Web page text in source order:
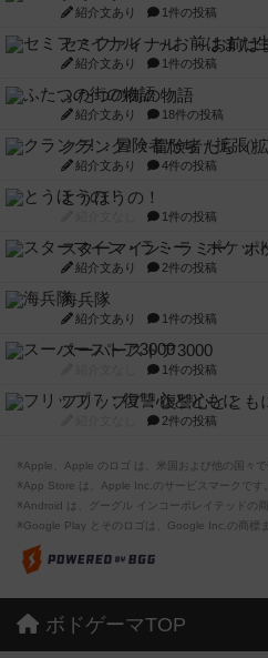
紹介文あり 1件の投稿
セミファイナル ～お前は
紹介文あり 1件の投稿
ふたつの街の物語
紹介文あり 18件の投稿
クランク! ：冒険者たち（拡
紹介文あり 4件の投稿
とうほうの！
1件の投稿
スターマイン・ラミー ポ
紹介文あり 2件の投稿
海兵隊
紹介文あり 1件の投稿
スーパーストア3000
1件の投稿
フリップ７：復讐心ととも
2件の投稿
※Apple、Apple のロゴ は、米国および他の国々
※App Store は、Apple Inc.のサービスマークです。
※Android は、グーグル インコーポレイテッドの
※Google Play とそのロゴは、Google Inc.の商標
ボドゲーマTOP